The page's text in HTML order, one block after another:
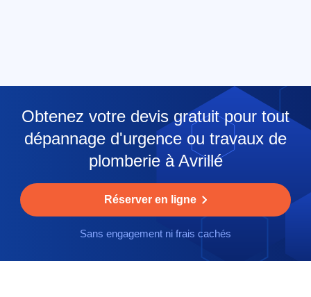
Obtenez votre devis gratuit pour tout
dépannage d'urgence ou travaux de
plomberie à Avrillé
Réserver en ligne
Sans engagement ni frais cachés